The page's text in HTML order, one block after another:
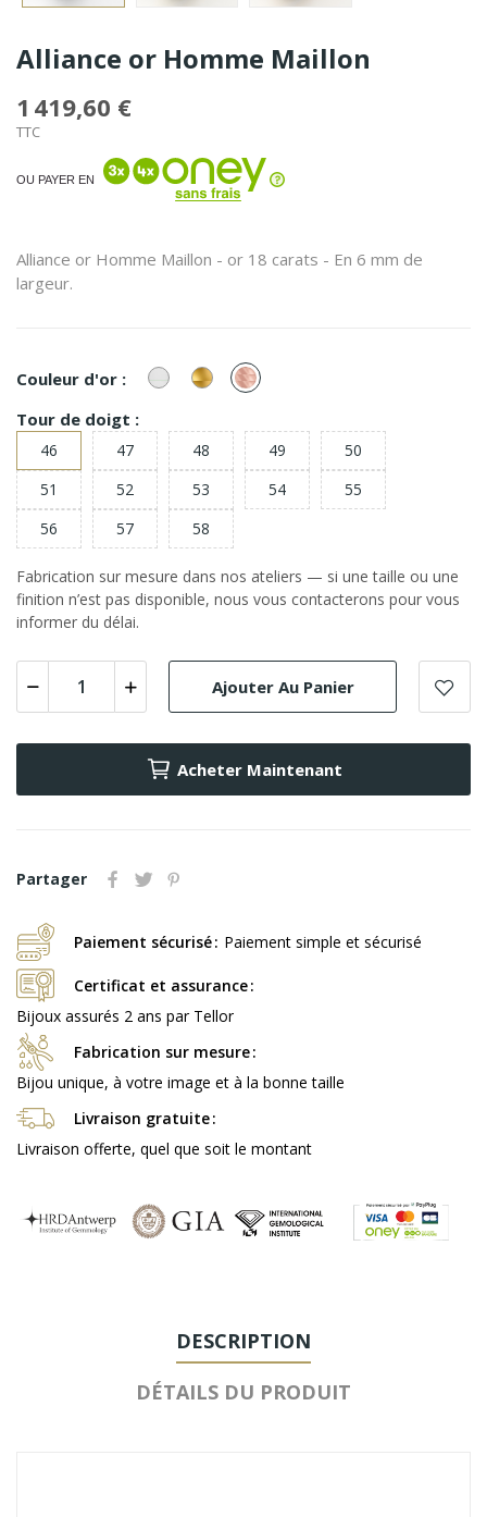
Alliance or Homme Maillon
1 419,60 €
TTC
OU PAYER EN
Alliance or Homme Maillon - or 18 carats - En 6 mm de
largeur.
Couleur d'or : or
Blanc
or
Jaune
or
Rose
Tour de doigt :
46 47 48 49
50
51
52 53 54
55
56
57 58
Fabrication sur mesure dans nos ateliers — si une taille ou une
finition n’est pas disponible, nous vous contacterons pour vous
informer du délai.
Ajouter Au Panier
Acheter Maintenant
Partager
Paiement sécurisé Paiement simple et sécurisé
Certificat et assurance
Bijoux assurés 2 ans par Tellor
Fabrication sur mesure
Bijou unique, à votre image et à la bonne taille
Livraison gratuite
Livraison offerte, quel que soit le montant
DESCRIPTION
DÉTAILS DU PRODUIT